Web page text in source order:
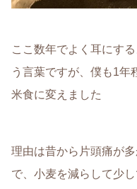
ここ数年でよく耳にす
う言葉ですが、僕も1年
米食に変えました
理由は昔から片頭痛が
で、小麦を減らして少